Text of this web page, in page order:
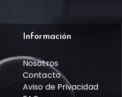
Información
Nosotros
Contacto
Aviso de Privacidad